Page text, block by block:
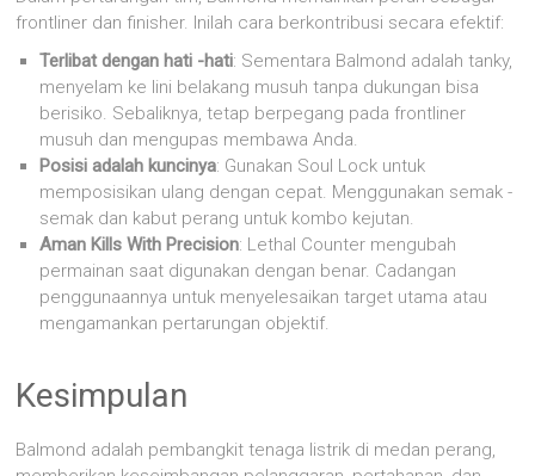
frontliner dan finisher. Inilah cara berkontribusi secara efektif:
Terlibat dengan hati -hati: Sementara Balmond adalah tanky,
menyelam ke lini belakang musuh tanpa dukungan bisa
berisiko. Sebaliknya, tetap berpegang pada frontliner
musuh dan mengupas membawa Anda.
Posisi adalah kuncinya: Gunakan Soul Lock untuk
memposisikan ulang dengan cepat. Menggunakan semak -
semak dan kabut perang untuk kombo kejutan.
Aman Kills With Precision: Lethal Counter mengubah
permainan saat digunakan dengan benar. Cadangan
penggunaannya untuk menyelesaikan target utama atau
mengamankan pertarungan objektif.
Kesimpulan
Balmond adalah pembangkit tenaga listrik di medan perang,